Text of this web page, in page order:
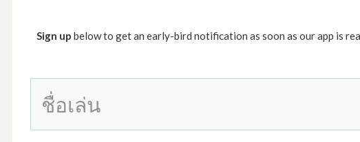
Sign up below to get an early-bird notification as soon as our app is